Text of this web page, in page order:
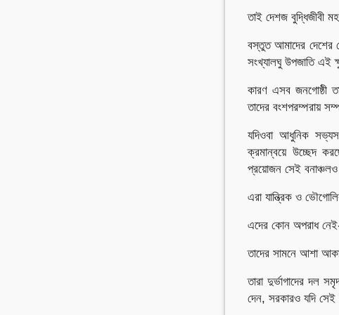
তাই দেশজ বুদ্ধিজীবী
বস্তুত আমাদের দেশের
সংখ্যালঘু উপজাতি এই
কারণ এসব জনগোষ্ঠী
তাদের বংশপরম্পরায়
যদিওবা আধুনিক
ক্রমান্বয়ে উচ্ছেদ
প্রয়োজন সেই
এরা যান্ত্রিক ও
এদের কোন অপরাধ নেই-
তাদের সামনে আশা
তারা দুর্ভাগাদের দল
দেন, সরকারও যদি